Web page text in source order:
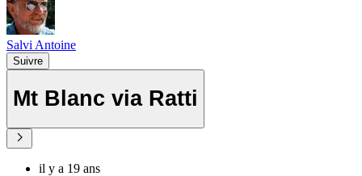
Salvi Antoine
Suivre
Mt Blanc via Ratti
il y a 19 ans